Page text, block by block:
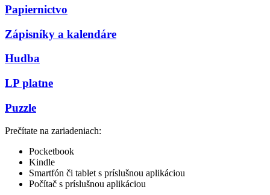
Papiernictvo
Zápisníky a kalendáre
Hudba
LP platne
Puzzle
Prečítate na zariadeniach:
Pocketbook
Kindle
Smartfón či tablet s príslušnou aplikáciou
Počítač s príslušnou aplikáciou